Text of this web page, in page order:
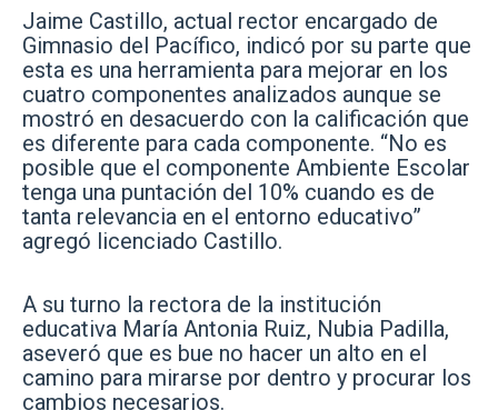
Jaime Castillo, actual rector encargado de
Gimnasio del Pacífico, indicó por su parte que
esta es una herramienta para mejorar en los
cuatro componentes analizados aunque se
mostró en desacuerdo con la calificación que
es diferente para cada componente. “No es
posible que el componente Ambiente Escolar
tenga una puntación del 10% cuando es de
tanta relevancia en el entorno educativo”
agregó licenciado Castillo.
A su turno la rectora de la institución
educativa María Antonia Ruiz, Nubia Padilla,
aseveró que es bue no hacer un alto en el
camino para mirarse por dentro y procurar los
cambios necesarios.